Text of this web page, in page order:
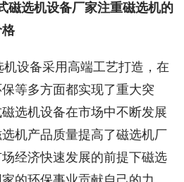
磁选机设备厂家注重磁选机的
设备采用高端工艺打造，在
等多方面都实现了重大突
选机设备在市场中不断发展
机产品质量提高了磁选机厂
经济快速发展的前提下磁选